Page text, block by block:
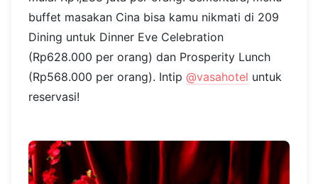
buffet masakan Cina bisa kamu nikmati di 209
Dining untuk Dinner Eve Celebration
(Rp628.000 per orang) dan Prosperity Lunch
(Rp568.000 per orang). Intip @vasahotel untuk
reservasi!